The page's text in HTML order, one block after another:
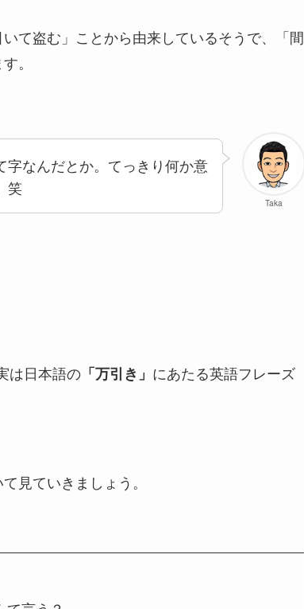
て盗む」ことから由来しているそうで、「間
。
Taka
なんだとか。てっきり何か意
笑
は日本語の 「万引き」 にあたる英語フレーズ
見ていきましょう。